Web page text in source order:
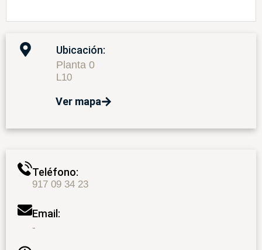
Ubicación:
Planta 0
L10
Ver mapa
Teléfono:
917 09 34 23
Email:
-